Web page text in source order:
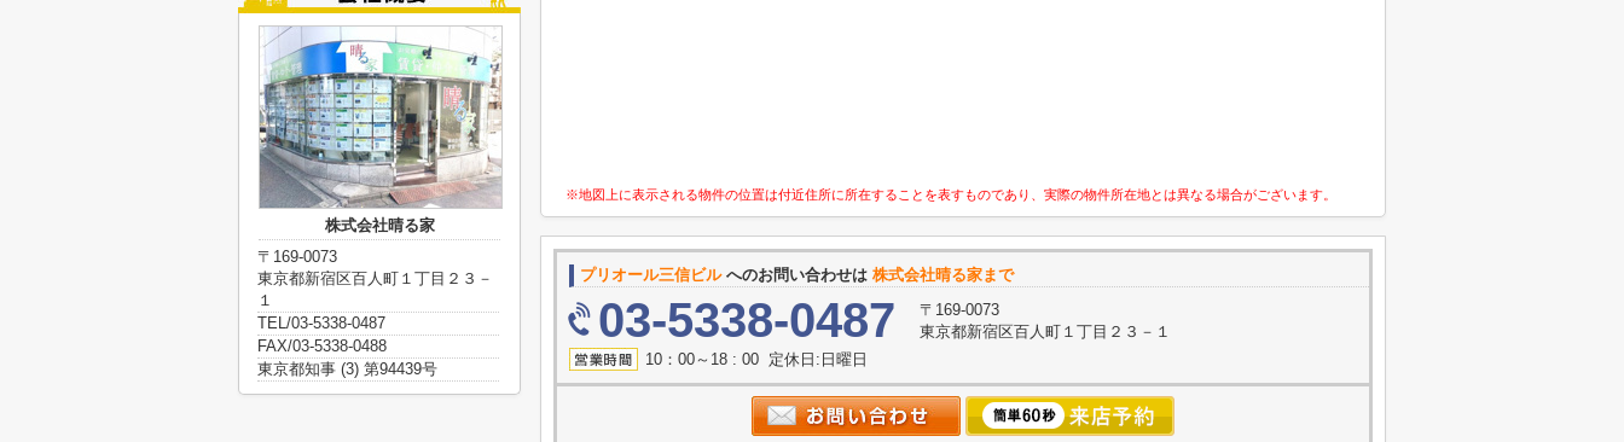
※地図上に表示される物件の位置は付近住所に所在することを表すものであり、実際の物件所在地とは異なる場合がございます。
プリオール三信ビルへのお問い合わせは 株式会社晴る家まで
03-5338-0487
〒169-0073
東京都新宿区百人町１丁目２３－１
10：00～18 : 00 定休日:日曜日
株式会社晴る家
〒169-0073
東京都新宿区百人町１丁目２３－
１
TEL/03-5338-0487
FAX/03-5338-0488
東京都知事 (3) 第94439号